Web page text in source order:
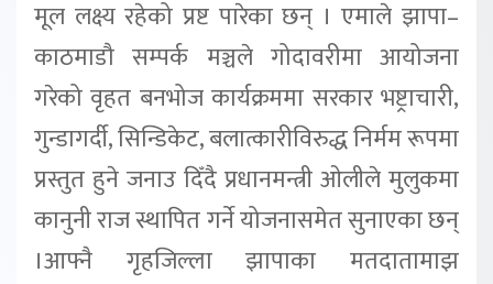
मूल लक्ष्य रहेको प्रष्ट पारेका छन् । एमाले झापा–
काठमाडौ सम्पर्क मञ्चले गोदावरीमा आयोजना
गरेको वृहत बनभोज कार्यक्रममा सरकार भष्ट्राचारी,
गुन्डागर्दी, सिन्डिकेट, बलात्कारीविरुद्ध निर्मम रूपमा
प्रस्तुत हुने जनाउ दिँदै प्रधानमन्त्री ओलीले मुलुकमा
कानुनी राज स्थापित गर्ने योजनासमेत सुनाएका छन्
।आफ्नै गृहजिल्ला झापाका मतदातामाझ